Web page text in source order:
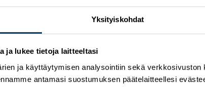
Yksityiskohdat
ja lukee tietoja laitteeltasi
ja käyttäytymisen analysointiin sekä verkkosivuston
antamasi suostumuksen päätelaitteellesi
seuraluokittelun parhaaksi seuraksi
urheilijavalinnat kaudelle 2026-2027
kesäkuussa Lahdessa ja Kouvolassa